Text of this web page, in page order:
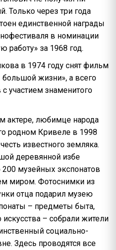
Только через три года
единственной награды
в номинации
работу» за 1968 год.
в 1974 году снят фильм
жизни», а всего
участием знаменитого
актере, любимце народа
родном Кривеле в 1998
известного земляка.
деревянной избе
музейных экспонатов
миром. Фотоснимки из
отца подарил музею
– предметы быта,
– собрали жители
социально-
Здесь проводятся все